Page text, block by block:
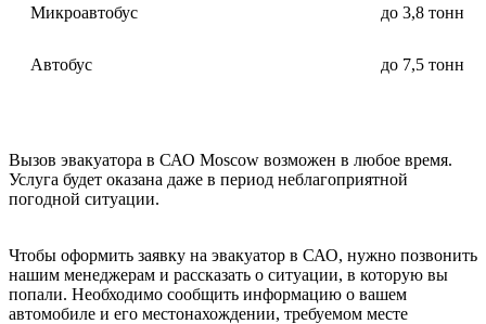
Микроавтобус до 3,8 тонн
Автобус до 7,5 тонн
Вызов эвакуатора в САО Moscow возможен в любое время.
Услуга будет оказана даже в период неблагоприятной
погодной ситуации.
Чтобы оформить заявку на эвакуатор в САО, нужно позвонить
нашим менеджерам и рассказать о ситуации, в которую вы
попали. Необходимо сообщить информацию о вашем
автомобиле и его местонахождении, требуемом месте